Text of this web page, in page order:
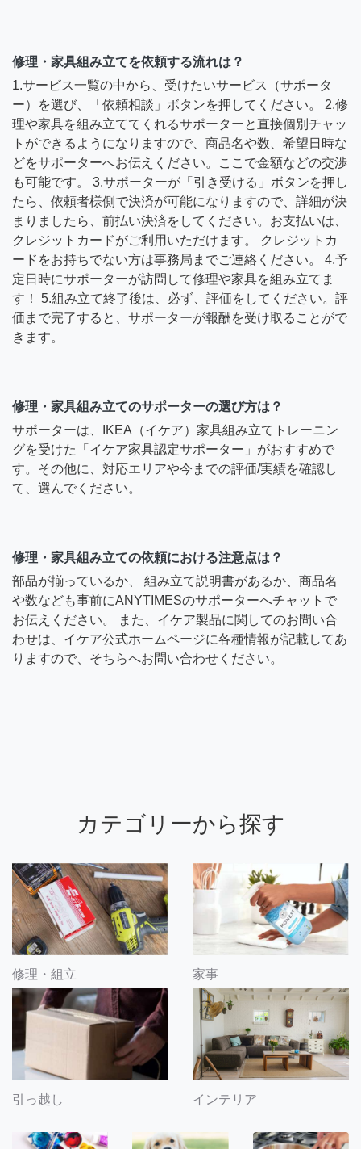
修理・家具組み立てを依頼する流れは？
1.サービス一覧の中から、受けたいサービス（サポータ
ー）を選び、「依頼相談」ボタンを押してください。 2.修
理や家具を組み立ててくれるサポーターと直接個別チャッ
トができるようになりますので、商品名や数、希望日時な
どをサポーターへお伝えください。ここで金額などの交渉
も可能です。 3.サポーターが「引き受ける」ボタンを押し
たら、依頼者様側で決済が可能になりますので、詳細が決
まりましたら、前払い決済をしてください。お支払いは、
クレジットカードがご利用いただけます。 クレジットカ
ードをお持ちでない方は事務局までご連絡ください。 4.予
定日時にサポーターが訪問して修理や家具を組み立てま
す！ 5.組み立て終了後は、必ず、評価をしてください。評
価まで完了すると、サポーターが報酬を受け取ることがで
きます。
修理・家具組み立てのサポーターの選び方は？
サポーターは、IKEA（イケア）家具組み立てトレーニン
グを受けた「イケア家具認定サポーター」がおすすめで
す。その他に、対応エリアや今までの評価/実績を確認し
て、選んでください。
修理・家具組み立ての依頼における注意点は？
部品が揃っているか、 組み立て説明書があるか、商品名
や数なども事前にANYTIMESのサポーターへチャットで
お伝えください。 また、イケア製品に関してのお問い合
わせは、イケア公式ホームページに各種情報が記載してあ
りますので、そちらへお問い合わせください。
カテゴリーから探す
修理・組立 家事
引っ越し インテリア